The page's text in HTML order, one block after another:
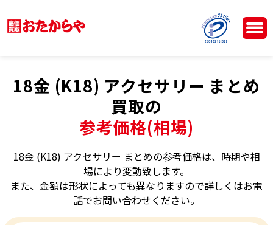
18金 (K18) アクセサリー まとめ
買取の
参考価格(相場)
18金 (K18) アクセサリー まとめの参考価格は、時期や相
場により変動致します。
また、金額は形状によっても異なりますので詳しくはお電
話でお問い合わせください。